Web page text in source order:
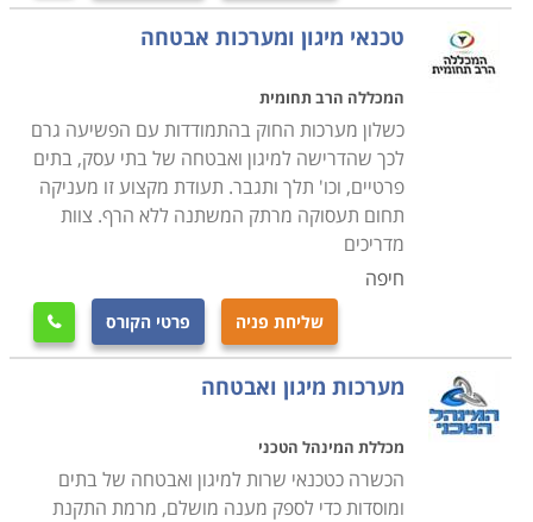
הקורס אינו דורש כל ידע מוקדם, מדובר בקורס הנערך
כשישה חודשים, ביום לימודים אחד בבוקר או ביומיים בשעות
הערב, בהתאם לתכנית מוסד הלימודים, כאשר ניתן לשלב
את הלימודים עם העבודה הקיימת, ורק בסיום הקורס, עם
קבלת התעודה המקצועית להשתלב באחת החברות בתחום
או לחילופין להקים עסק עצמאי ולסלול דרך לקראת קריירה
רווחית ומצליחה.
קיימים מספר מוסדות לימוד בהם ניתן ללמוד קורס זה, כאשר
בחלקם קיים אף מערך השמה אשר מסייע לתלמידים למצוא
משרה מתאימה לאחר שהם מסיימים את כל מטלות הקורס,
שכן, אחד הדברים החשובים הוא להתחיל לעבוד מיד עם
קבלת התעודה, ליישם את כל מה שנלמד ולקבל ניסיון
מקצועי בתחום.
טכנאי מיגון ומערכות אבטחה
המכללה הרב תחומית
כשלון מערכות החוק בהתמודדות עם הפשיעה גרם
לכך שהדרישה למיגון ואבטחה של בתי עסק, בתים
פרטיים, וכו' תלך ותגבר. תעודת מקצוע זו מעניקה
תחום תעסוקה מרתק המשתנה ללא הרף. צוות
מדריכים
חיפה
שליחת פניה פרטי הקורס 
מערכות מיגון ואבטחה
מכללת המינהל הטכני
הכשרה כטכנאי שרות למיגון ואבטחה של בתים
ומוסדות כדי לספק מענה מושלם, מרמת התקנת